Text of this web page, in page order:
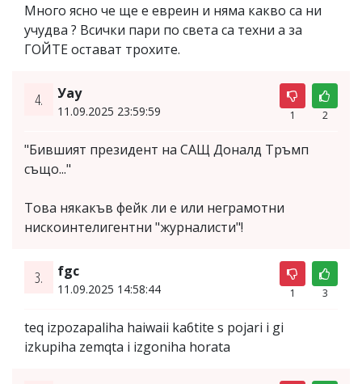
Много ясно че ще е евреин и няма какво са ни
учудва ? Всички пари по света са техни а за
ГОЙТЕ остават трохите.
4. Уау
11.09.2025 23:59:59 1 2
"Бившият президент на САЩ Доналд Тръмп
също..."
Това някакъв фейк ли е или неграмотни
нискоинтелигентни "журналисти"!
3. fgc
11.09.2025 14:58:44 1 3
teq izpozapaliha haiwaii ka6tite s pojari i gi
izkupiha zemqta i izgoniha horata